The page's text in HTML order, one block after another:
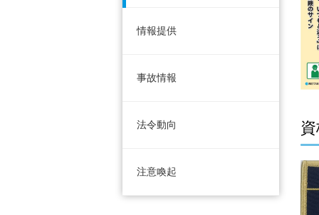
情報提供
事故情報
法令動向
注意喚起